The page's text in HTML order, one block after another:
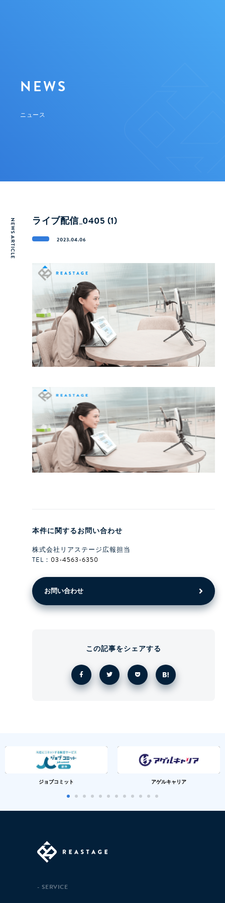
NEWS
ニュース
NEWS ARTICLE ライブ配信_0405 (1)
2023.04.06
本件に関するお問い合わせ
株式会社リアステージ広報担当
TEL： 03-4563-6350
お問い合わせ
この記事をシェアする
ジョブコミット アゲルキャリア
SERVICE